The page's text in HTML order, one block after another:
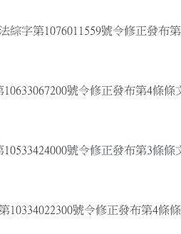
綜字第1076011559號令修正發布
號令修正發布第4條條
號令修正發布第3條條
10334022300號令修正發布第4條